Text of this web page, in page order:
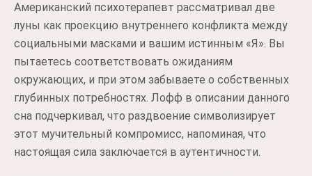
Американский психотерапевт рассматривал две
луны как проекцию внутреннего конфликта между
социальными масками и вашим истинным «Я». Вы
пытаетесь соответствовать ожиданиям
окружающих, и при этом забываете о собственных
глубинных потребностях. Лофф в описании данного
сна подчеркивал, что раздвоение символизирует
этот мучительный компромисс, напоминая, что
настоящая сила заключается в аутентичности.